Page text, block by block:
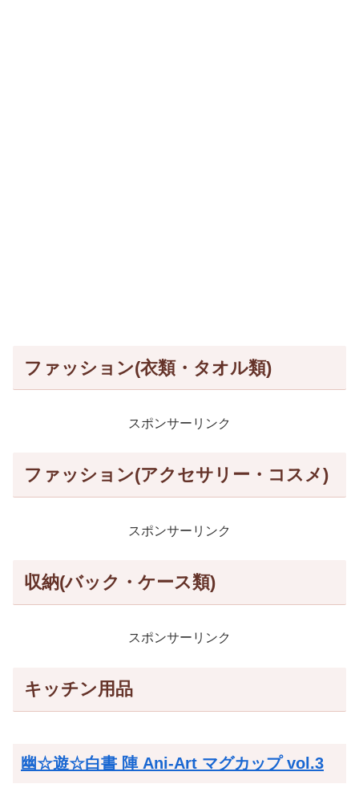
ファッション(衣類・タオル類)
スポンサーリンク
ファッション(アクセサリー・コスメ)
スポンサーリンク
収納(バック・ケース類)
スポンサーリンク
キッチン用品
幽☆遊☆白書 陣 Ani-Art マグカップ vol.3